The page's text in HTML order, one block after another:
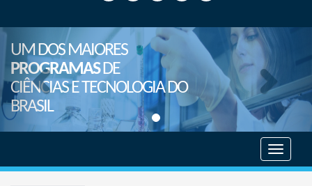
UM DOS MAIORES
PROGRAMASDE
CIÊNCIAS E TECNOLOGIA DO
BRASIL
menu